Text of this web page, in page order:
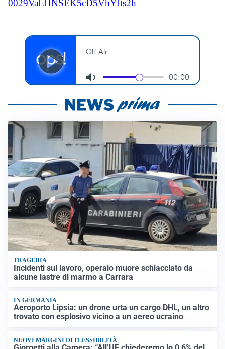
0029VaEHNSEK5cD5VhYIts2h
TRAGEDIA
Incidenti sul lavoro, operaio muore schiacciato da
alcune lastre di marmo a Carrara
IN GERMANIA
Aeroporto Lipsia: un drone urta un cargo DHL, un altro
trovato con esplosivo vicino a un aereo ucraino
NUOVI MARGINI DI FLESSIBILITÀ